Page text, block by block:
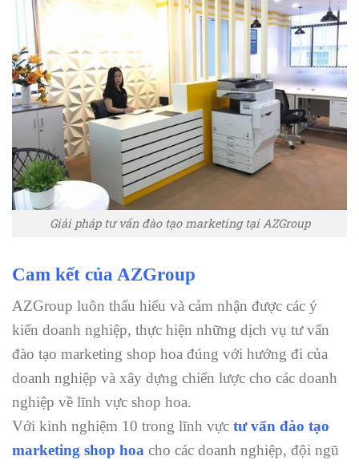
Giải pháp tư vấn đào tạo marketing tại AZGroup
Cam kết của AZGroup
AZGroup luôn thấu hiểu và cảm nhận được các ý
kiến doanh nghiệp, thực hiện những dịch vụ tư vấn
đào tạo marketing shop hoa đúng với hướng đi của
doanh nghiệp và xây dựng chiến lược cho các doanh
nghiệp về lĩnh vực shop hoa.
Với kinh nghiệm 10 trong lĩnh vực tư vấn đào tạo
marketing shop hoa cho các doanh nghiệp, đội ngũ